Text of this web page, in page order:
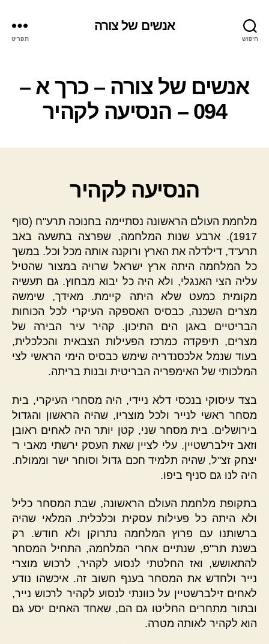
חיפוש
אנשים של צורה
תפריט
אנשים של צורה – כרך א –
094 – הנסיעה לקהיר
הנסיעה לקהיר
מלחמת העולם הראשונה נסתיימה בחנוכה תרע"ח (סוף
1917). ארבע שנות המלחמה, שפרצה בתשעה באב
תרע"ד, דילדלה את הארץ ורוקנה אותה מכל וכל. במשך
כל המלחמה היתה ארץ ישראל שרויה במצור שהטיל
עליה הצי האנגלי, ולא היה כל יבוא מבחוץ. גם תעשיה
מקומית כמעט שלא היתה קיימת. מאידך, שימשה
מצרים השכנה, כבסיס האספקה העיקרי לכל הכוחות
הבריטיים באגן הים התיכון. קהיר עיר הבירה של
מצרים, תיפקדה כמרכז הפעילות הצבאית והכלכלית,
בעוד שנמל אלכסנדריה שימש כבסיס הימי הראשי לצי
המלכותי של האימפריה הבריטית ובנות בריתה.
בצד עיסוקי בנכסי דלא ניידי, היה מסחרי העיקרי, בית
מסחר ראשי לנייר ולכל מוצריו, שהיה הראשון והגדול
בירושלים. בית מסחר שני, קטן יותר היה לאחים ראובן
וזאב זילברשטיין. עלי לציין שאת העסק ירשתי מאבי ר'
יצחק זצ"ל, שהיה תלמיד חכם גדול וסוחר ישר וממולח.
היה לנו גם סניף ביפו.
בתקופת מלחמת העולם הראשונה, שבת המסחר כליל
ולא היתה כל פעילות עסקית וכלכלית. המלאי שהיה
ברשותנו עם פרוץ המלחמה נתרוקן ולא חודש. רק
בשנת תר"פ, שנתיים אחרי המלחמה, התחיל המסחר
להתאושש, ואז החלטתי לנסוע לקהיר, לרכוש מוצרי
נייר ולחדש את המסחר בענף חשוב זה. איכשהו נודע
לאחים זילברשטיין על כוונתי לנסוע לקהיר לרכוש נייר,
ובתור מתחרים החליטו גם הם, שאחד האחים יסע גם
הוא לקהיר לאותה מטרה.